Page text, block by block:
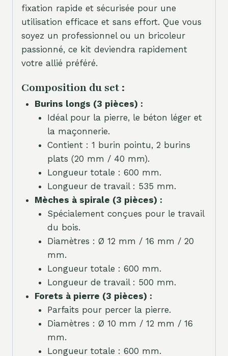
fixation rapide et sécurisée pour une
utilisation efficace et sans effort. Que vous
soyez un professionnel ou un bricoleur
passionné, ce kit deviendra rapidement
votre allié préféré.
Composition du set :
Burins longs (3 pièces) :
Idéal pour la pierre, le béton léger et
la maçonnerie.
Contient : 1 burin pointu, 2 burins
plats (20 mm / 40 mm).
Longueur totale : 600 mm.
Longueur de travail : 535 mm.
Mèches à spirale (3 pièces) :
Spécialement conçues pour le travail
du bois.
Diamètres : Ø 12 mm / 16 mm / 20
mm.
Longueur totale : 600 mm.
Longueur de travail : 500 mm.
Forets à pierre (3 pièces) :
Parfaits pour percer la pierre.
Diamètres : Ø 10 mm / 12 mm / 16
mm.
Longueur totale : 600 mm.